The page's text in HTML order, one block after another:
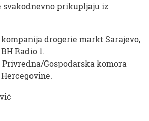
svakodnevno prikupljaju iz
drogerie markt Sarajevo,
Radio 1.
Gospodarska komora